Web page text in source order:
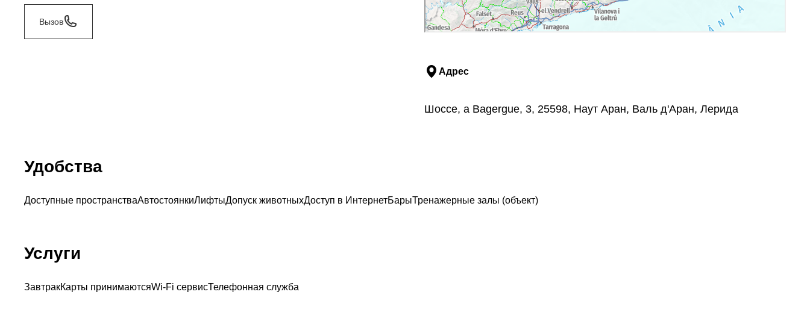
Вызов
Адрес
Шоссе, a Bagergue, 3, 25598, Наут Аран, Валь д'Аран, Лерида
Удобства
Доступные пространстваАвтостоянкиЛифтыДопуск животныхДоступ в ИнтернетБарыТренажерные залы (объект)
Услуги
ЗавтракКарты принимаютсяWi-Fi сервисТелефонная служба